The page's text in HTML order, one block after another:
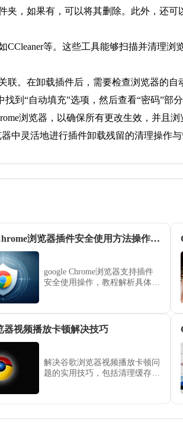
，如果有，可以将其删除。此外，还可
等。这些工具能够扫描并清理
。在卸载插件后，需要检查浏览器的
到“自动填充”选项，然后查看“密码”部
浏览器，以确保所有更改生效，并且浏
中灵活地进行插件卸载残留的清理操作
google Chrome浏览器插件安全使用方法操作解析
google Chrome浏览器支持插件
安全使用操作，教程解析具体方
器视频播放卡顿解决技巧
解决谷歌浏览器视频播放卡顿问
题的实用技巧，包括清理缓存、